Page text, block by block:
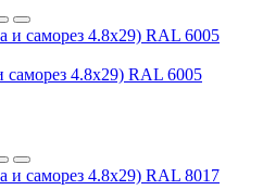
саморез 4.8х29) RAL 6005